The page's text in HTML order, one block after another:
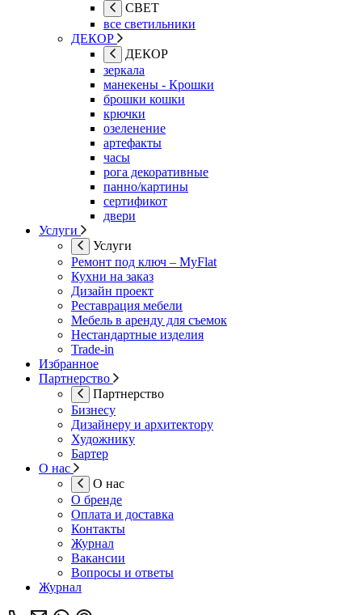
СВЕТ
все светильники
ДЕКОР
ДЕКОР
зеркала
манекены - Крошки
брошки кошки
крючки
озеленение
артефакты
часы
рога декоративные
панно/картины
сертификот
двери
Услуги
Услуги
Ремонт под ключ – MyFlat
Кухни на заказ
Дизайн проект
Реставрация мебели
Мебель в аренду для съемок
Нестандартные изделия
Trade-in
Избранное
Партнерство
Партнерство
Бизнесу
Дизайнеру и архитектору
Художнику
Бартер
О нас
О нас
О бренде
Оплата и доставка
Контакты
Журнал
Вакансии
Вопросы и ответы
Журнал